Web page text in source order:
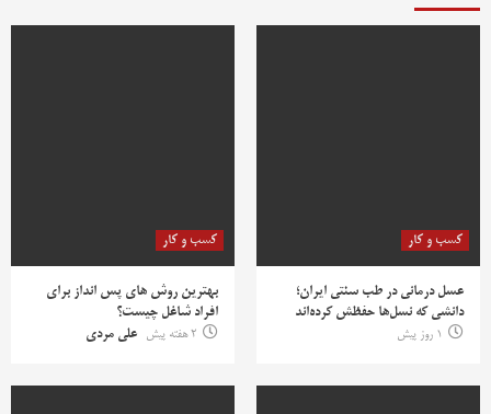
کسب و کار
عسل درمانی در طب سنتی ایران؛
دانشی که نسل‌ها حفظش کرده‌اند
1 روز پیش
کسب و کار
بهترین روش‌ های پس‌ انداز برای
افراد شاغل چیست؟
2 هفته پیش
علی مردی